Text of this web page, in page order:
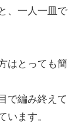
、一人一皿で
はとっても簡
で編み終えて
ます。